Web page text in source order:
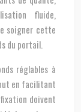
fluide,
soigner cette
du portail.
réglables à
en facilitant
doivent